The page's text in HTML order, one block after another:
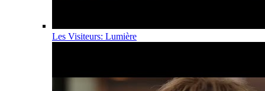
Les Visiteurs: Lumière